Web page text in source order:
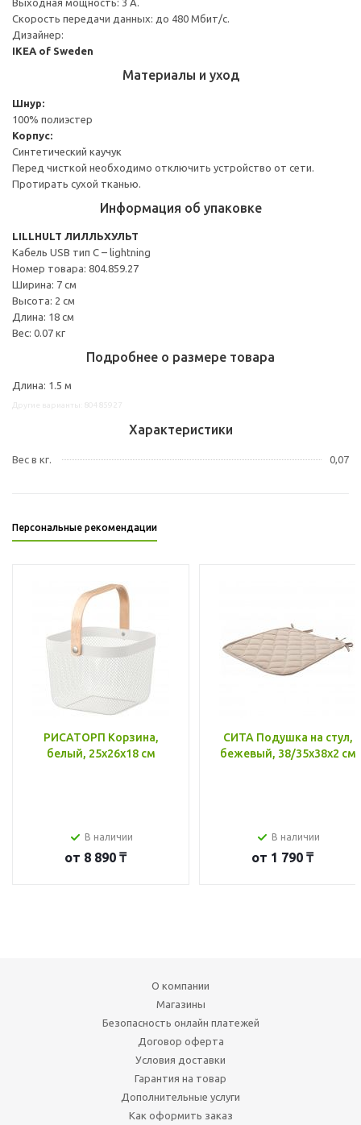
Скорость передачи данных: до 480 Мбит/с.
Дизайнер:
IKEA of Sweden
Материалы и уход
Шнур:
100% полиэстер
Корпус:
Синтетический каучук
Перед чисткой необходимо отключить устройство от сети.
Протирать сухой тканью.
Информация об упаковке
LILLHULT ЛИЛЛЬХУЛЬТ
Кабель USB тип C – lightning
Номер товара: 804.859.27
Ширина: 7 см
Высота: 2 см
Длина: 18 см
Вес: 0.07 кг
Подробнее о размере товара
Длина: 1.5 м
Характеристики
Вес в кг. 0,07
Персональные рекомендации
РИСАТОРП Корзина,
белый, 25x26x18 см
В наличии
от 8 890 ₸
СИТА Подушка на стул,
бежевый, 38/35x38x2 см
В наличии
от 1 790 ₸
О компании
Магазины
Безопасность онлайн платежей
Договор оферта
Условия доставки
Гарантия на товар
Дополнительные услуги
Как оформить заказ